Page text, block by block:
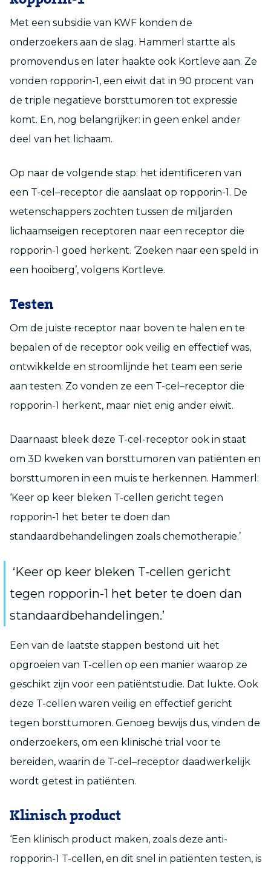
Met een subsidie van KWF konden de
onderzoekers aan de slag. Hammerl startte als
promovendus en later haakte ook Kortleve aan. Ze
vonden ropporin-1, een eiwit dat in 90 procent van
de triple negatieve borsttumoren tot expressie
komt. En, nog belangrijker: in geen enkel ander
deel van het lichaam.
Op naar de volgende stap: het identificeren van
een T-cel –receptor die aanslaat op ropporin-1. De
wetenschappers zochten tussen de miljarden
lichaamseigen receptoren naar een receptor die
ropporin-1 goed herkent. ‘Zoeken naar een speld in
een hooiberg’, volgens Kortleve.
Testen
Om de juiste receptor naar boven te halen en te
bepalen of de receptor ook veilig en effectief was,
ontwikkelde en stroomlijnde het team een serie
aan testen. Zo vonden ze een T-cel –receptor die
ropporin-1 herkent, maar niet enig ander eiwit.
Daarnaast bleek deze T-cel-receptor ook in staat
om 3D kweken van borsttumoren van patiënten en
borsttumoren in een muis te herkennen. Hammerl :
‘Keer op keer bleken T-cellen gericht tegen
ropporin-1 het beter te doen dan
standaardbehandelingen zoals chemotherapie.’
‘Keer op keer bleken T-cellen gericht
tegen ropporin-1 het beter te doen dan
standaardbehandelingen.’
Een van de laatste stappen bestond uit het
opgroeien van T-cellen op een manier waarop ze
geschikt zijn voor een patiëntstudie. Dat lukte. Ook
deze T-cellen waren veilig en effectief gericht
tegen borsttumoren. Genoeg bewijs dus, vinden de
onderzoekers, om een klinische trial voor te
bereiden, waarin de T-cel –receptor daadwerkelijk
wordt getest in patiënten.
Klinisch product
‘Een klinisch product maken, zoals deze anti-
ropporin-1 T-cellen, en dit snel in patiënten testen, is